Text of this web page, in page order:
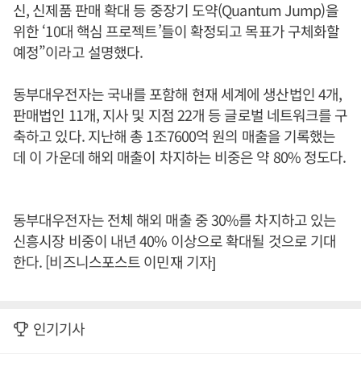
신, 신제품 판매 확대 등 중장기 도약(Quantum Jump)을
위한 ‘10대 핵심 프로젝트’들이 확정되고 목표가 구체화할
예정”이라고 설명했다.
동부대우전자는 국내를 포함해 현재 세계에 생산법인 4개,
판매법인 11개, 지사 및 지점 22개 등 글로벌 네트워크를 구
축하고 있다. 지난해 총 1조7600억 원의 매출을 기록했는
데 이 가운데 해외 매출이 차지하는 비중은 약 80% 정도다.
동부대우전자는 전체 해외 매출 중 30%를 차지하고 있는
신흥시장 비중이 내년 40% 이상으로 확대될 것으로 기대
한다. [비즈니스포스트 이민재 기자]
인기기사